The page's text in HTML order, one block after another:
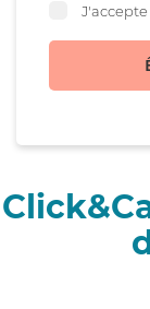
J'accepte